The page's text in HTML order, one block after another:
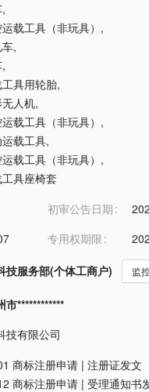
,
载工具（非玩具） ,
,
,
具用轮胎,
人机,
载工具（非玩具） ,
载工具,
载工具（非玩具） ,
具座椅套
初审公告日期
专用权期限
技服务部(个体工商户) 监
市************
技有限公司
商标注册申请 | 注册证发文
商标注册申请 | 受理通知书